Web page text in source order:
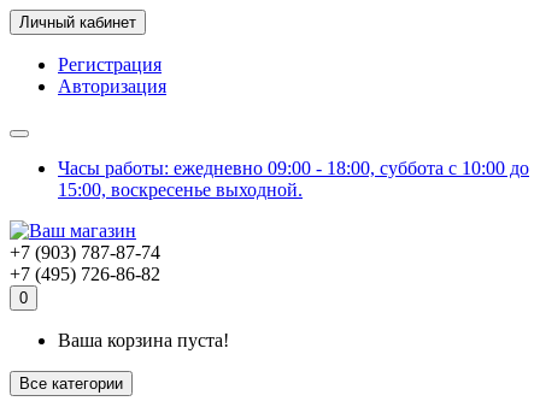
Личный кабинет
Регистрация
Авторизация
Часы работы: ежедневно 09:00 - 18:00, суббота с 10:00 до
15:00, воскресенье выходной.
+7 (903) 787-87-74
+7 (495) 726-86-82
0
Ваша корзина пуста!
Все категории